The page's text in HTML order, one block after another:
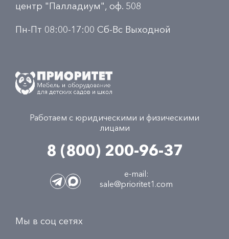
центр "Палладиум", оф. 508
Пн-Пт 08:00-17:00 Сб-Вс Выходной
Работаем с юридическими и физическими
лицами
8 (800) 200-96-37
e-mail:
sale@prioritet1.com
Мы в соц сетях